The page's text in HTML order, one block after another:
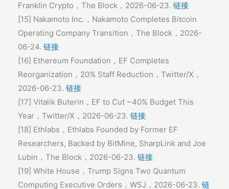
Franklin Crypto，The Block，2026-06-23. 链接
[15] Nakamoto Inc.，Nakamoto Completes Bitcoin
Operating Company Transition，The Block，2026-
06-24. 链接
[16] Ethereum Foundation，EF Completes
Reorganization，20% Staff Reduction，Twitter/X，
2026-06-23. 链接
[17] Vitalik Buterin，EF to Cut ~40% Budget This
Year，Twitter/X，2026-06-23. 链接
[18] Ethlabs，Ethlabs Founded by Former EF
Researchers, Backed by BitMine, SharpLink and Joe
Lubin，The Block，2026-06-23. 链接
[19] White House，Trump Signs Two Quantum
Computing Executive Orders，WSJ，2026-06-23. 链